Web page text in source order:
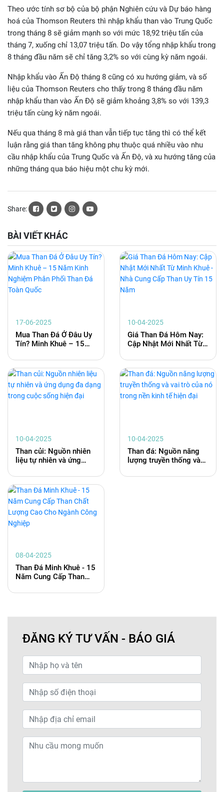
Theo ước tính sơ bộ của bộ phận Nghiên cứu và Dự báo hàng
hoá của Thomson Reuters thì nhập khẩu than vào Trung Quốc
trong tháng 8 sẽ giảm mạnh so với mức 18,92 triệu tấn của
tháng 7, xuống chỉ 13,07 triệu tấn. Do vậy tổng nhập khẩu trong
8 tháng đầu năm sẽ chỉ tăng 3,2% so với cùng kỳ năm ngoái.
Nhập khẩu vào Ấn Độ tháng 8 cũng có xu hướng giảm, và số
liệu của Thomson Reuters cho thấy trong 8 tháng đầu năm
nhập khẩu than vào Ấn Độ sẽ giảm khoảng 3,8% so với 139,3
triệu tấn cùng kỳ năm ngoái.
Nếu qua tháng 8 mà giá than vẫn tiếp tục tăng thì có thể kết
luận rằng giá than tăng không phụ thuộc quá nhiều vào nhu
cầu nhập khẩu của Trung Quốc và Ấn Độ, và xu hướng tăng của
những tháng qua báo hiệu một chu kỳ mới.
Share:
BÀI VIẾT KHÁC
17-06-2025
Mua Than Đá Ở Đâu Uy
Tín? Minh Khuê – 15
Phối Than Đá Toàn
Quốc
10-04-2025
Giá Than Đá Hôm Nay:
Cập Nhật Mới Nhất Từ
Cấp Than Uy Tín 15
Năm
10-04-2025
Than củi: Nguồn nhiên
liệu tự nhiên và ứng
cuộc sống hiện đại
10-04-2025
Than đá: Nguồn năng
lượng truyền thống và
kinh tế hiện đại
08-04-2025
Than Đá Minh Khuê - 15
Năm Cung Cấp Than
Ngành Công Nghiệp
ĐĂNG KÝ TƯ VẤN - BÁO GIÁ